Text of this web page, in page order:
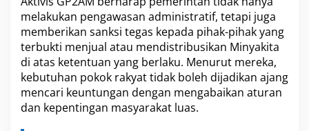
melakukan pengawasan administratif, tetapi juga
memberikan sanksi tegas kepada pihak-pihak yang
terbukti menjual atau mendistribusikan Minyakita
di atas ketentuan yang berlaku. Menurut mereka,
kebutuhan pokok rakyat tidak boleh dijadikan ajang
mencari keuntungan dengan mengabaikan aturan
dan kepentingan masyarakat luas.